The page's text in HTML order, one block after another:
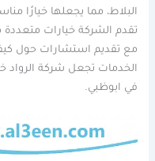
البلاط، مما يجعلها خيارًا
تقدم الشركة خيارات متعددة
مع تقديم استشارات حول
الخدمات تجعل شركة الرواد
في ابوظبي.